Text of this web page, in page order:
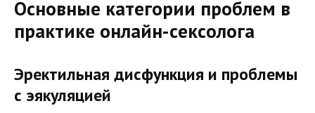
Основные категории проблем в
практике онлайн-сексолога
Эректильная дисфункция и проблемы
с эякуляцией